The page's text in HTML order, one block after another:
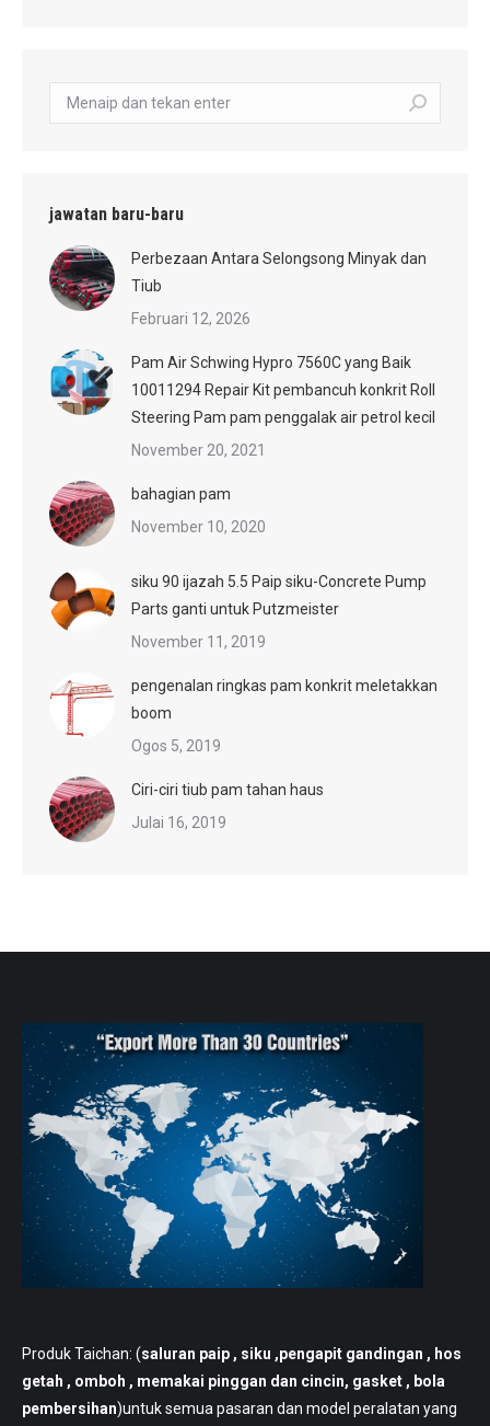
carian:
jawatan baru-baru
Perbezaan Antara Selongsong Minyak dan
Tiub
Februari 12, 2026
Pam Air Schwing Hypro 7560C yang Baik
10011294 Repair Kit pembancuh konkrit Roll
Steering Pam pam penggalak air petrol kecil
November 20, 2021
bahagian pam
November 10, 2020
siku 90 ijazah 5.5 Paip siku-Concrete Pump
Parts ganti untuk Putzmeister
November 11, 2019
pengenalan ringkas pam konkrit meletakkan
boom
Ogos 5, 2019
Ciri-ciri tiub pam tahan haus
Julai 16, 2019
Produk Taichan: (saluran paip , siku ,pengapit gandingan , hos
getah , omboh , memakai pinggan dan cincin, gasket , bola
pembersihan)untuk semua pasaran dan model peralatan yang